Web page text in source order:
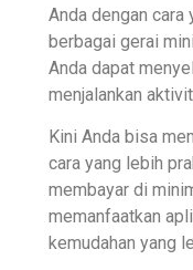
Anda dengan cara
berbagai gerai
Anda dapat
menjalankan
Kini Anda bisa
cara yang lebih
membayar di
memanfaatkan
kemudahan yang